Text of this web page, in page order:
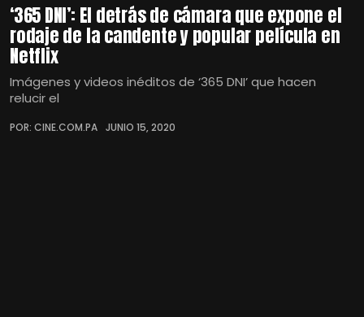
‘365 DNI’: El detrás de cámara que expone el
rodaje de la candente y popular película en
Netflix
Imágenes y videos inéditos de ‘365 DNI’ que hacen
relucir el
POR: CINE.COM.PA JUNIO 15, 2020